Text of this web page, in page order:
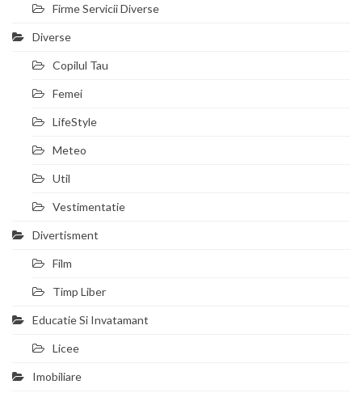
Firme Servicii Diverse
Diverse
Copilul Tau
Femei
LifeStyle
Meteo
Util
Vestimentatie
Divertisment
Film
Timp Liber
Educatie Si Invatamant
Licee
Imobiliare